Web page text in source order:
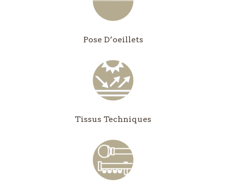
Pose D’oeillets
Tissus Techniques